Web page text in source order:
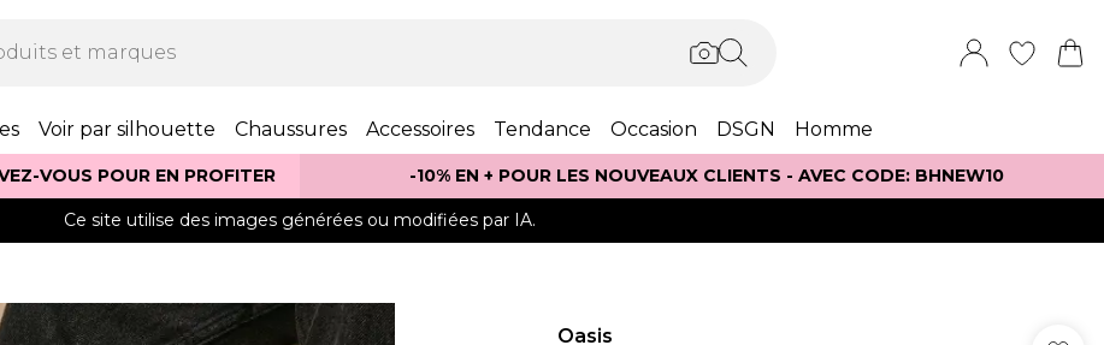
Voir par silhouette Chaussures Accessoires Tendance Occasion DSGN Homme
VOUS POUR EN PROFITER -10% EN + POUR LES NOUVEAUX CLIENTS - AVEC CODE: BHNEW10
Ce site utilise des images générées ou modifiées par IA.
Oasis